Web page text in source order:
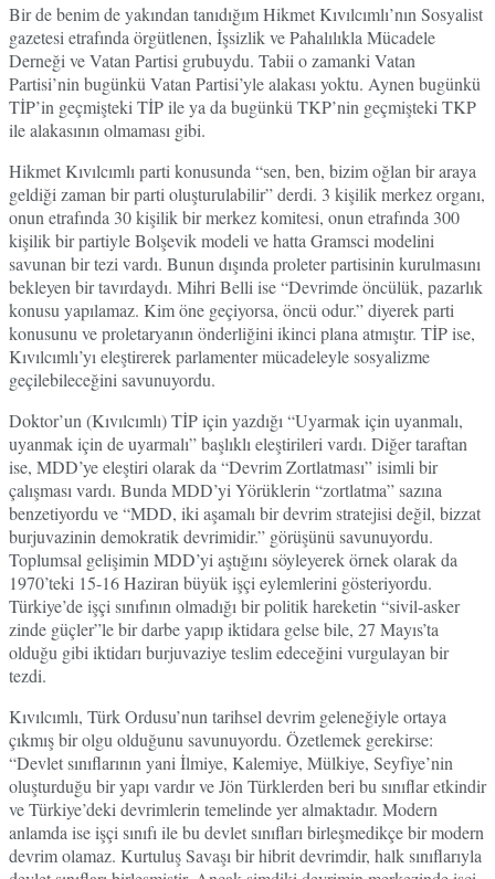
Bir de benim de yakından tanıdığım Hikmet Kıvılcımlı’nın Sosyalist
gazetesi etrafında örgütlenen, İşsizlik ve Pahalılıkla Mücadele
Derneği ve Vatan Partisi grubuydu. Tabii o zamanki Vatan
Partisi’nin bugünkü Vatan Partisi’yle alakası yoktu. Aynen bugünkü
TİP’in geçmişteki TİP ile ya da bugünkü TKP’nin geçmişteki TKP
ile alakasının olmaması gibi.
Hikmet Kıvılcımlı parti konusunda “sen, ben, bizim oğlan bir araya
geldiği zaman bir parti oluşturulabilir” derdi. 3 kişilik merkez organı,
onun etrafında 30 kişilik bir merkez komitesi, onun etrafında 300
kişilik bir partiyle Bolşevik modeli ve hatta Gramsci modelini
savunan bir tezi vardı. Bunun dışında proleter partisinin kurulmasını
bekleyen bir tavırdaydı. Mihri Belli ise “Devrimde öncülük, pazarlık
konusu yapılamaz. Kim öne geçiyorsa, öncü odur.” diyerek parti
konusunu ve proletaryanın önderliğini ikinci plana atmıştır. TİP ise,
Kıvılcımlı’yı eleştirerek parlamenter mücadeleyle sosyalizme
geçilebileceğini savunuyordu.
Doktor’un (Kıvılcımlı) TİP için yazdığı “Uyarmak için uyanmalı,
uyanmak için de uyarmalı” başlıklı eleştirileri vardı. Diğer taraftan
ise, MDD’ye eleştiri olarak da “Devrim Zortlatması” isimli bir
çalışması vardı. Bunda MDD’yi Yörüklerin “zortlatma” sazına
benzetiyordu ve “MDD, iki aşamalı bir devrim stratejisi değil, bizzat
burjuvazinin demokratik devrimidir.” görüşünü savunuyordu.
Toplumsal gelişimin MDD’yi aştığını söyleyerek örnek olarak da
1970’teki 15-16 Haziran büyük işçi eylemlerini gösteriyordu.
Türkiye’de işçi sınıfının olmadığı bir politik hareketin “sivil-asker
zinde güçler”le bir darbe yapıp iktidara gelse bile, 27 Mayıs’ta
olduğu gibi iktidarı burjuvaziye teslim edeceğini vurgulayan bir
tezdi.
Kıvılcımlı, Türk Ordusu’nun tarihsel devrim geleneğiyle ortaya
çıkmış bir olgu olduğunu savunuyordu. Özetlemek gerekirse:
“Devlet sınıflarının yani İlmiye, Kalemiye, Mülkiye, Seyfiye’nin
oluşturduğu bir yapı vardır ve Jön Türklerden beri bu sınıflar etkindir
ve Türkiye’deki devrimlerin temelinde yer almaktadır. Modern
anlamda ise işçi sınıfı ile bu devlet sınıfları birleşmedikçe bir modern
devrim olamaz. Kurtuluş Savaşı bir hibrit devrimdir, halk sınıflarıyla